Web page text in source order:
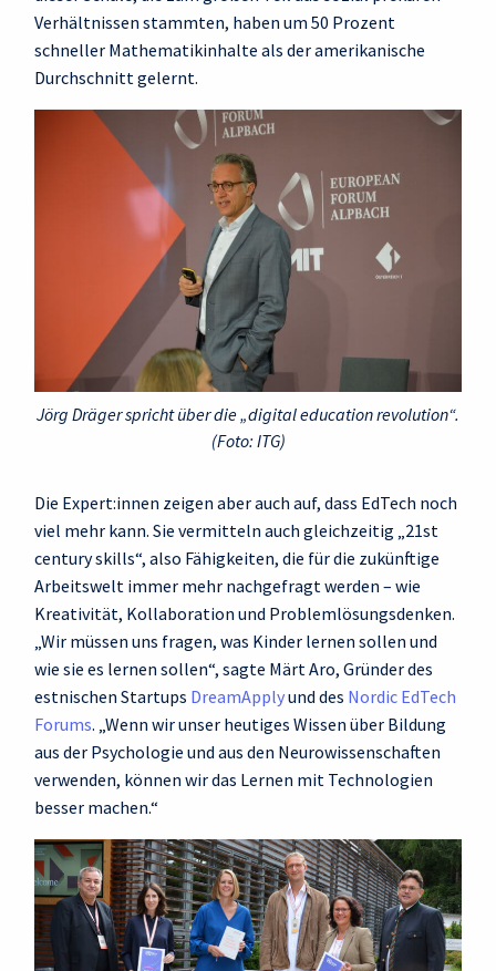
Verhältnissen stammten, haben um 50 Prozent
schneller Mathematikinhalte als der amerikanische
Durchschnitt gelernt.
Jörg Dräger spricht über die „digital education revolution“.
(Foto: ITG)
Die Expert:innen zeigen aber auch auf, dass EdTech noch
viel mehr kann. Sie vermitteln auch gleichzeitig „21st
century skills“, also Fähigkeiten, die für die zukünftige
Arbeitswelt immer mehr nachgefragt werden – wie
Kreativität, Kollaboration und Problemlösungsdenken.
„Wir müssen uns fragen, was Kinder lernen sollen und
wie sie es lernen sollen“, sagte Märt Aro, Gründer des
estnischen Startups DreamApplyund des Nordic EdTech
Forums. „Wenn wir unser heutiges Wissen über Bildung
aus der Psychologie und aus den Neurowissenschaften
verwenden, können wir das Lernen mit Technologien
besser machen.“